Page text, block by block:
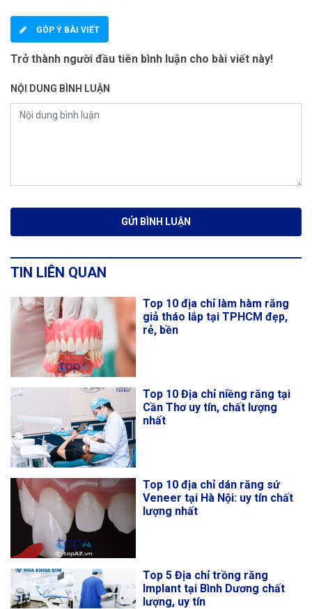
GÓP Ý BÀI VIẾT
Trở thành người đầu tiên bình luận cho bài viết này!
NỘI DUNG BÌNH LUẬN
TIN LIÊN QUAN
Top 10 địa chỉ làm hàm răng
giả tháo lắp tại TPHCM đẹp,
rẻ, bền
Top 10 Địa chỉ niềng răng tại
Cần Thơ uy tín, chất lượng
nhất
Top 10 địa chỉ dán răng sứ
Veneer tại Hà Nội: uy tín chất
lượng nhất
Top 5 Địa chỉ trồng răng
Implant tại Bình Dương chất
lượng, uy tín